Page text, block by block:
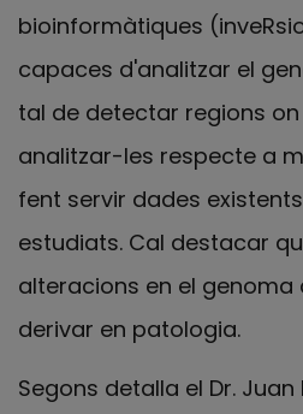
bioinformàtiques
capaces d'analitzar el
tal de detectar regions on
analitzar-les respecte a
fent servir dades
estudiats. Cal destacar
alteracions en el genoma
derivar en patologia.
Segons detalla el Dr.